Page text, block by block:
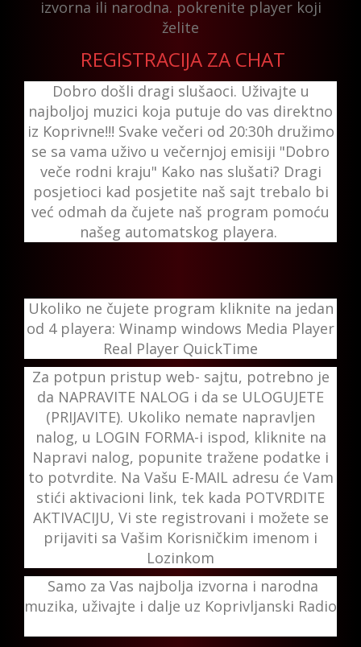
izvorna ili narodna. pokrenite player koji
želite
REGISTRACIJA ZA CHAT
Dobro došli dragi slušaoci. Uživajte u
najboljoj muzici koja putuje do vas direktno
iz Koprivne!!! Svake večeri od 20:30h družimo
se sa vama uživo u večernjoj emisiji "Dobro
veče rodni kraju" Kako nas slušati? Dragi
posjetioci kad posjetite naš sajt trebalo bi
već odmah da čujete naš program pomoću
našeg automatskog playera.
Ukoliko ne čujete program kliknite na jedan
od 4 playera: Winamp windows Media Player
Real Player QuickTime
Za potpun pristup web- sajtu, potrebno je
da NAPRAVITE NALOG i da se ULOGUJETE
(PRIJAVITE). Ukoliko nemate napravljen
nalog, u LOGIN FORMA-i ispod, kliknite na
Napravi nalog, popunite tražene podatke i
to potvrdite. Na Vašu E-MAIL adresu će Vam
stići aktivacioni link, tek kada POTVRDITE
AKTIVACIJU, Vi ste registrovani i možete se
prijaviti sa Vašim Korisničkim imenom i
Lozinkom
Samo za Vas najbolja izvorna i narodna
muzika, uživajte i dalje uz Koprivljanski Radio